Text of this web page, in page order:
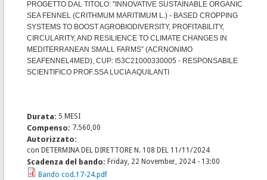
PROGETTO DAL TITOLO: "INNOVATIVE SUSTAINABLE ORGANIC
SEA FENNEL (CRITHMUM MARITIMUM L.) ‐ BASED CROPPING
SYSTEMS TO BOOST AGROBIODIVERSITY, PROFITABILITY,
CIRCULARITY, AND RESILIENCE TO CLIMATE CHANGES IN
MEDITERRANEAN SMALL FARMS” (ACRNONIMO
SEAFENNEL4MED), CUP: I53C21000330005 - RESPONSABILE
SCIENTIFICO PROF.SSA LUCIA AQUILANTI
Durata: 5 MESI
Compenso: 7.560,00
Autorizzato:
con DETERMINA DEL DIRETTORE N. 108 DEL 11/11/2024
Scadenza del bando:Friday, 22 November, 2024 - 13:00
Bando cod.17-24.pdf